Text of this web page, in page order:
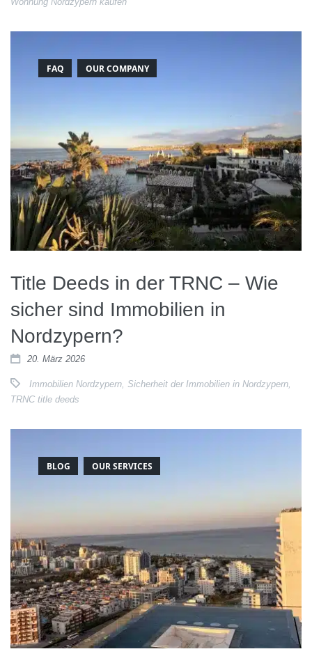
FAQ OUR COMPANY
Title Deeds in der TRNC – Wie
sicher sind Immobilien in
Nordzypern?
20. März 2026
Immobilien Nordzypern, Sicherheit der Immobilien in Nordzypern,
TRNC title deeds
BLOG OUR SERVICES